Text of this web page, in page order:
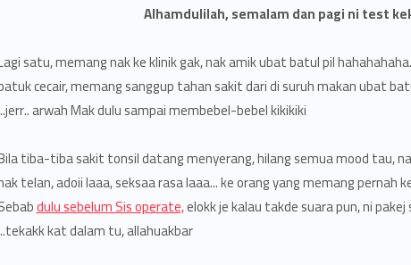
Alhamdulilah, semalam dan pagi ni test
satu, memang nak ke klinik gak, nak amik ubat batul pil
cecair, memang sanggup tahan sakit dari di suruh makan ubat
jerr.. arwah Mak dulu sampai membebel-bebel kikikiki..
tiba-tiba sakit tonsil datang menyerang, hilang semua mood tau,
telan, adoii laaa, seksaa rasa laaa... ke orang yang memang pernah
dulu sebelum Sis operate,elokk je kalau takde suara pun, ni
tekakk kat dalam tu, allahuakbar..